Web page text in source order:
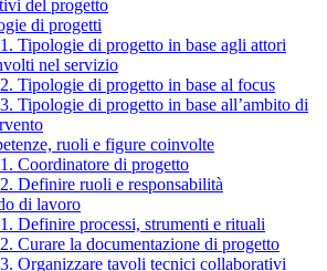
del progetto
di progetti
Tipologie di progetto in base agli attori
nel servizio
Tipologie di progetto in base al focus
Tipologie di progetto in base all’ambito di
ruoli e figure coinvolte
Coordinatore di progetto
Definire ruoli e responsabilità
di lavoro
Definire processi, strumenti e rituali
Curare la documentazione di progetto
Organizzare tavoli tecnici collaborativi